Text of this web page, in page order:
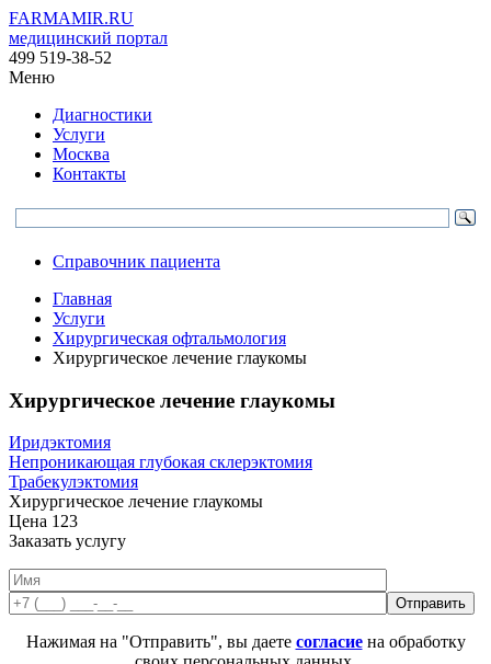
FARMAMIR.RU
медицинский портал
499 519-38-52
Меню
Диагностики
Услуги
Москва
Контакты
Справочник пациента
Главная
Услуги
Хирургическая офтальмология
Хирургическое лечение глаукомы
Хирургическое лечение глаукомы
Иридэктомия
Непроникающая глубокая склерэктомия
Трабекулэктомия
Хирургическое лечение глаукомы
Цена 123
Заказать услугу
Нажимая на "Отправить", вы даете согласиена обработку